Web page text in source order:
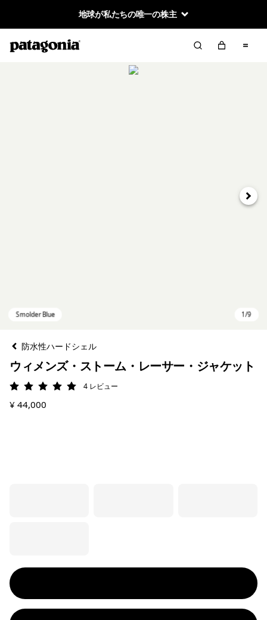
地球が私たちの唯一の株主
次へ
防水性ハードシェル
ウィメンズ・ストーム・レーサー・ジャケット
評価: 5 / 5 4 レビュー
¥ 44,000